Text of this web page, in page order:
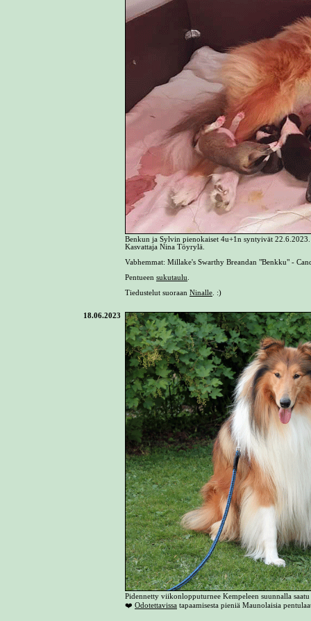
Benkun ja Sylvin pienokaiset 4u+1n syntyivät 22.6.2023.
Kasvattaja Nina Töyrylä.
Vabhemmat: Millake's Swarthy Breandan "Benkku" -
Pentueen sukutaulu
Tiedustelut suoraan Ninalle . :)
18.06.2023
Pidennetty viikonlopputurnee Kempeleen suunnalla
❤️ Odotettavissa tapaamisesta pieniä Maunolaisia